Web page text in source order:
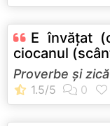
E învățat
ciocanul
Proverbe și